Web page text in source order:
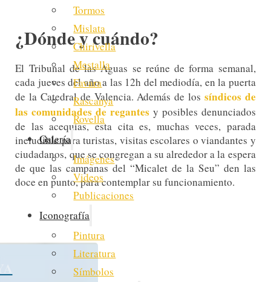
Tormos
Mislata
Chirivella
Mestalla
Favara
Rascanya
Rovella
Galería
Imágenes
Videos
Publicaciones
Iconografía
Pintura
Literatura
Símbolos
¿Dónde y cuándo?
El Tribunal de las Aguas se reúne de forma semanal,
cada jueves del año a las 12h del mediodía, en la puerta
de la Catedral de Valencia. Además de los síndicos de
las comunidades de regantes y posibles denunciados
de las acequias, esta cita es, muchas veces, parada
ineludible para turistas, visitas escolares o viandantes y
ciudadanos, que se congregan a su alrededor a la espera
de que las campanas del “Micalet de la Seu” den las
doce en punto, para contemplar su funcionamiento.